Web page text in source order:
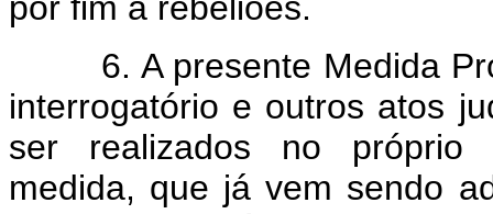
6. A presente Medida
interrogatório e outros atos
ser realizados no próprio
medida, que já vem sendo